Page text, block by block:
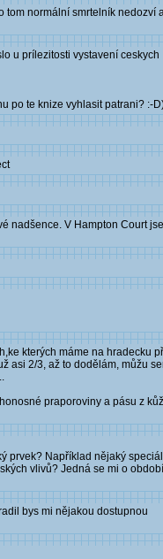
tom normální smrtelník nedozví
u prílezitosti vystavení ceskych
po te knize vyhlasit patrani? :-
nadšence. V Hampton Court
kterých máme na hradecku
asi 2/3, až to dodělám, můžu
praporoviny a pásu z
prvek? Například nějaký
vlivů? Jedná se mi o
bys mi nějakou dostupnou